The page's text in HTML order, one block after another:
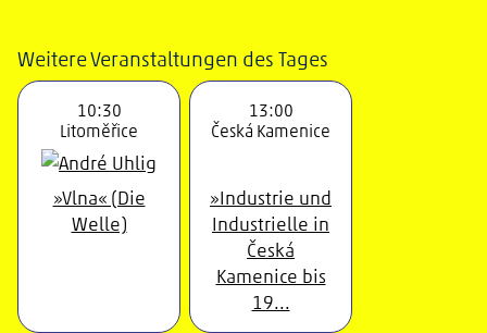
Weitere Veranstaltungen des Tages
10:30
Litoměřice
»Vlna« (Die
Welle)
13:00
Česká Kamenice
»Industrie und
Industrielle in
Česká
Kamenice bis
19...